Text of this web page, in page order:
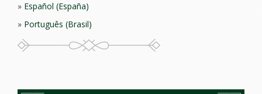
Español (España)
Português (Brasil)